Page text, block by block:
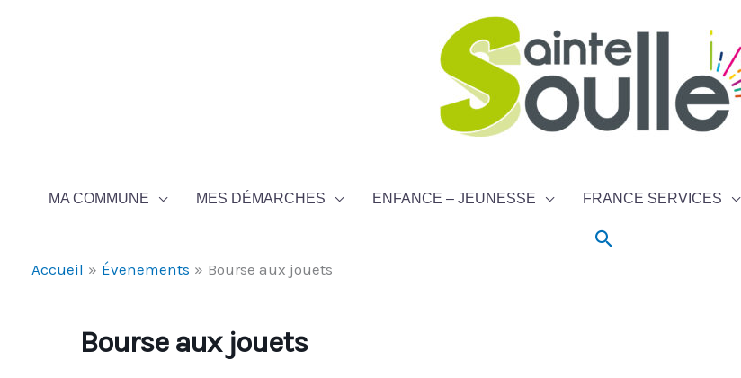
MA COMMUNE MES DÉMARCHES ENFANCE – JEUNESSE FRANCE SERVICES
Rechercher
Accueil Évenements Bourse aux jouets
Bourse aux jouets